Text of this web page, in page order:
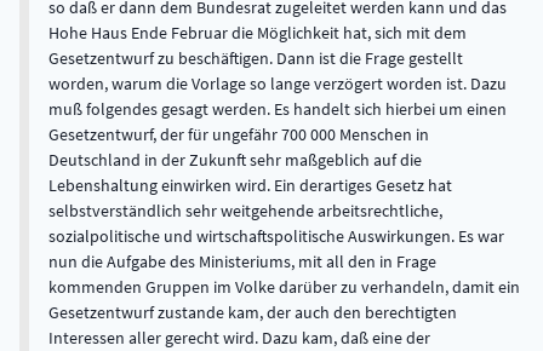
so daß er dann dem Bundesrat zugeleitet werden kann und das
Hohe Haus Ende Februar die Möglichkeit hat, sich mit dem
Gesetzentwurf zu beschäftigen. Dann ist die Frage gestellt
worden, warum die Vorlage so lange verzögert worden ist. Dazu
muß folgendes gesagt werden. Es handelt sich hierbei um einen
Gesetzentwurf, der für ungefähr 700 000 Menschen in
Deutschland in der Zukunft sehr maßgeblich auf die
Lebenshaltung einwirken wird. Ein derartiges Gesetz hat
selbstverständlich sehr weitgehende arbeitsrechtliche,
sozialpolitische und wirtschaftspolitische Auswirkungen. Es war
nun die Aufgabe des Ministeriums, mit all den in Frage
kommenden Gruppen im Volke darüber zu verhandeln, damit ein
Gesetzentwurf zustande kam, der auch den berechtigten
Interessen aller gerecht wird. Dazu kam, daß eine der